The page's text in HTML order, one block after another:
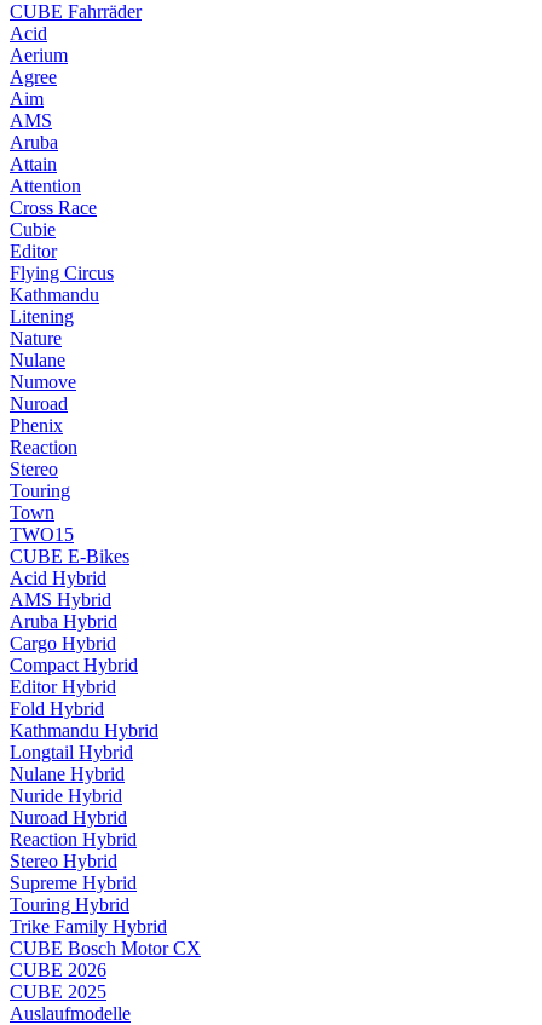
CUBE Fahrräder
Acid
Aerium
Agree
Aim
AMS
Aruba
Attain
Attention
Cross Race
Cubie
Editor
Flying Circus
Kathmandu
Litening
Nature
Nulane
Numove
Nuroad
Phenix
Reaction
Stereo
Touring
Town
TWO15
CUBE E-Bikes
Acid Hybrid
AMS Hybrid
Aruba Hybrid
Cargo Hybrid
Compact Hybrid
Editor Hybrid
Fold Hybrid
Kathmandu Hybrid
Longtail Hybrid
Nulane Hybrid
Nuride Hybrid
Nuroad Hybrid
Reaction Hybrid
Stereo Hybrid
Supreme Hybrid
Touring Hybrid
Trike Family Hybrid
CUBE Bosch Motor CX
CUBE 2026
CUBE 2025
Auslaufmodelle